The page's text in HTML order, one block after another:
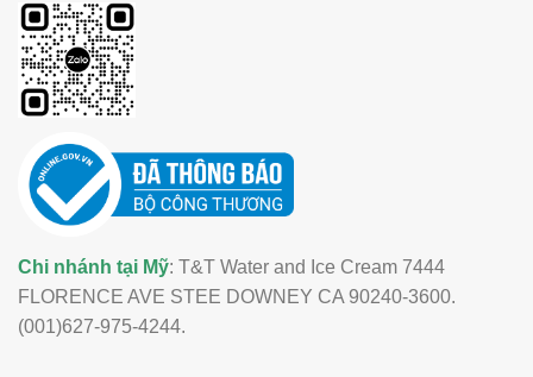
Chi nhánh tại Mỹ: T&T Water and Ice Cream 7444
FLORENCE AVE STEE DOWNEY CA 90240-3600.
(001)627-975-4244.